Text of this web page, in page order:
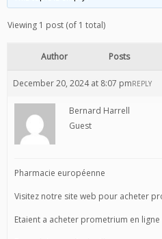
Viewing 1 post (of 1 total)
Author Posts
December 20, 2024 at 8:07 pmREPLY
Bernard Harrell
Guest
Pharmacie européenne
Visitez notre site web pour acheter
Etaient a acheter prometrium en ligne